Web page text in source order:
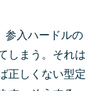
参入ハードルの
しまう。それは
正しくない型定